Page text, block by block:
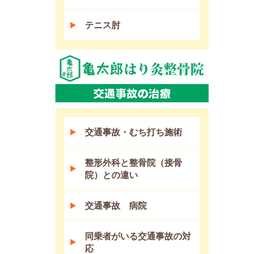
テニス肘
交通事故・むち打ち施術
整形外科と整骨院（接骨
院）との違い
交通事故 病院
同乗者がいる交通事故の対
応